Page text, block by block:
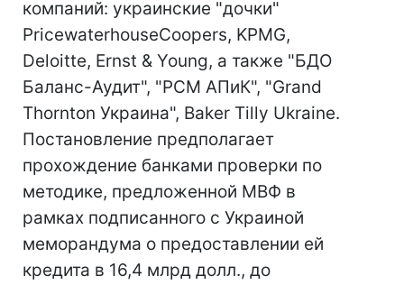
компаний: украинские "дочки"
PricewaterhouseCoopers, KPMG,
Deloitte, Ernst & Young, а также "БДО
Баланс-Аудит", "РСМ АПиК", "Grand
Thornton Украина", Baker Tilly Ukraine.
Постановление предполагает
прохождение банками проверки по
методике, предложенной МВФ в
рамках подписанного с Украиной
меморандума о предоставлении ей
кредита в 16,4 млрд долл., до